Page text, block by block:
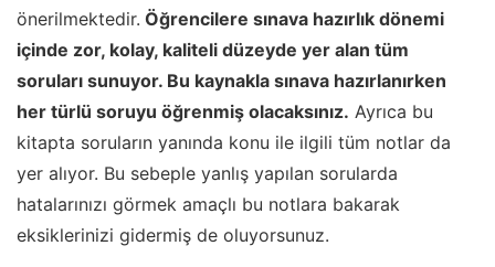
önerilmektedir. Öğrencilere sınava hazırlık dönemi
içinde zor, kolay, kaliteli düzeyde yer alan tüm
soruları sunuyor. Bu kaynakla sınava hazırlanırken
her türlü soruyu öğrenmiş olacaksınız. Ayrıca bu
kitapta soruların yanında konu ile ilgili tüm notlar da
yer alıyor. Bu sebeple yanlış yapılan sorularda
hatalarınızı görmek amaçlı bu notlara bakarak
eksiklerinizi gidermiş de oluyorsunuz.